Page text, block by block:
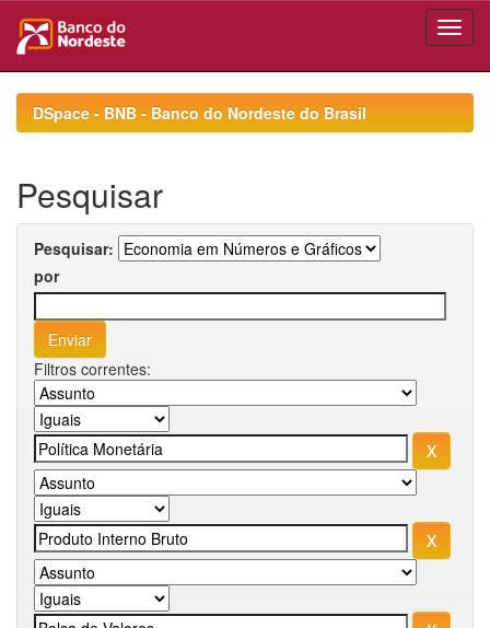
navigationDSpace - BNB - Banco do Nordeste do Brasil
Pesquisar
Pesquisar:
por
Filtros correntes: